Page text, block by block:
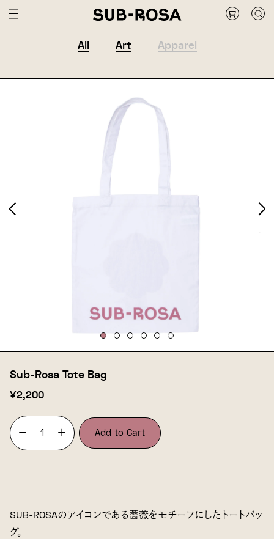
All Art Apparel
Sub-Rosa Tote Bag
¥2,200
− ＋ Add to Cart
SUB-ROSAのアイコンである薔薇をモチーフにしたトートバッ
グ。